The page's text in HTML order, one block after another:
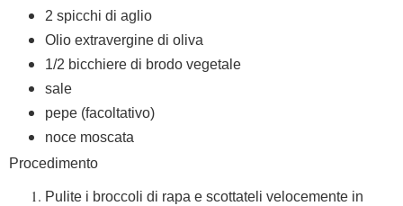
2 spicchi di aglio
Olio extravergine di oliva
1/2 bicchiere di brodo vegetale
sale
pepe (facoltativo)
noce moscata
Procedimento
Pulite i broccoli di rapa e scottateli velocemente in